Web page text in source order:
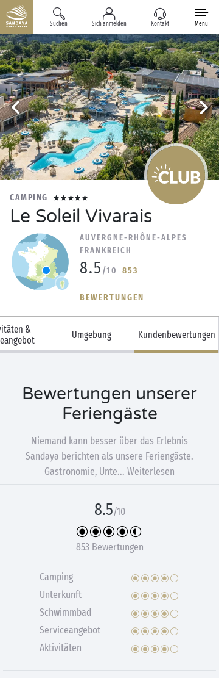
Suchen Sich anmelden Kontakt Menü
CAMPING
Le Soleil Vivarais
AUVERGNE-RHÔNE-ALPES
FRANKREICH
8.5 /10 853
BEWERTUNGEN
&
Umgebung Kundenbewertungen
Bewertungen unserer
Feriengäste
Niemand kann besser über das Erlebnis
Sandaya berichten als unsere Feriengäste.
Gastronomie, Unte... Weiterlesen
8.5/10
853 Bewertungen
Camping
Unterkunft
Schwimmbad
Serviceangebot
Aktivitäten